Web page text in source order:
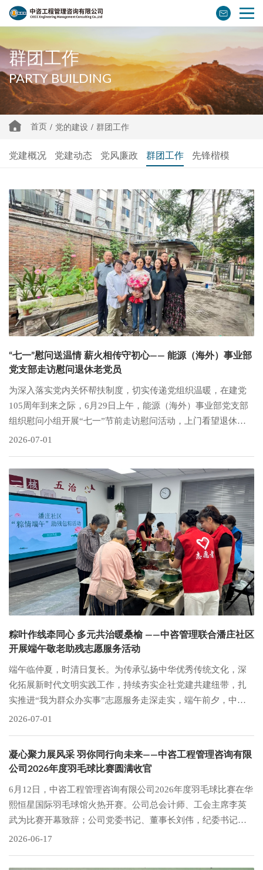
群团工作
PARTY BUILDING
首页 / 党的建设 / 群团工作
党建概况 党建动态 党风廉政 群团工作 先锋楷模
“七一”慰问送温情 薪火相传守初心—— 能源（海外）事业部
党支部走访慰问退休老党员
为深入落实党内关怀帮扶制度，切实传递党组织温暖，在建党
105周年到来之际，6月29日上午，能源（海外）事业部党支部
组织慰问小组开展“七一”节前走访慰问活动，上门看望退休老
党员，为她送上节日慰问物资与组织暖心关怀。
2026-07-01
粽叶作线牵同心 多元共治暖桑榆 ——中咨管理联合潘庄社区
开展端午敬老助残志愿服务活动
端午临仲夏，时清日复长。为传承弘扬中华优秀传统文化，深
化拓展新时代文明实践工作，持续夯实企社党建共建纽带，扎
实推进“我为群众办实事”志愿服务走深走实，端午前夕，中咨
管理公司携手潘庄社区、辖区企业及高校组建联合志愿队伍，
节日温情与民生温度。
2026-07-01
凝心聚力展风采 羽你同行向未来——中咨工程管理咨询有限
公司2026年度羽毛球比赛圆满收官
6月12日，中咨工程管理咨询有限公司2026年度羽毛球比赛在华
熙恒星国际羽毛球馆火热开赛。公司总会计师、工会主席李英
武为比赛开幕致辞；公司党委书记、董事长刘伟，纪委书记黎
晓到场观赛，为队员加油鼓劲，并为获奖队伍颁奖。本次赛事
联队和各分公司组成的第一联队，参赛运动员及工作人员近百
2026-06-17